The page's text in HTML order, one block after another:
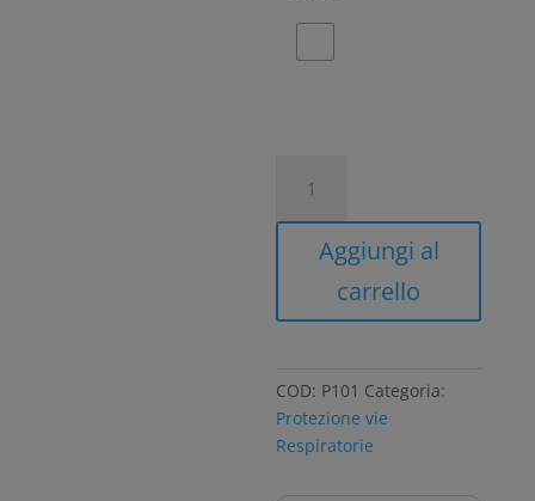
antipolvere
con
valvola
quantità
Aggiungi al
carrello
COD: P101 Categoria:
Protezione vie
Respiratorie